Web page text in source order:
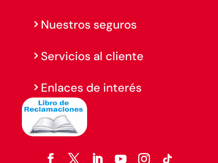
Nuestros seguros
Servicios al cliente
Enlaces de interés